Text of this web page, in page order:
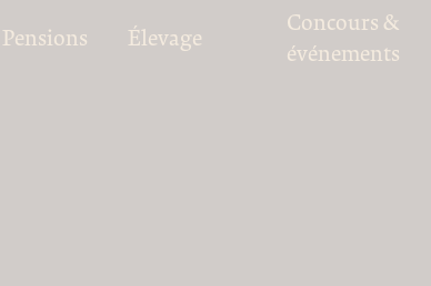
Pensions Élevage
Concours &
événements